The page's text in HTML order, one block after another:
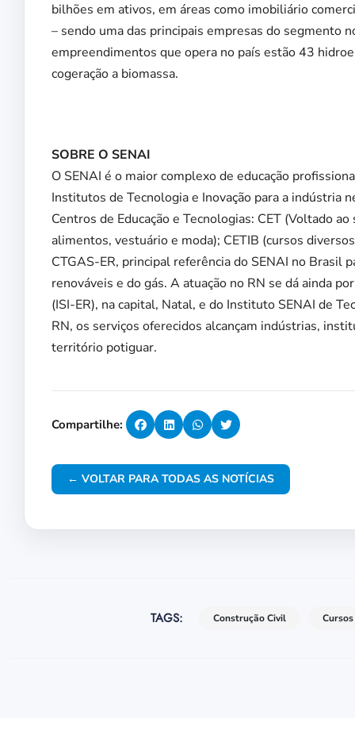
bilhões em ativos, em áreas como imobiliário
– sendo uma das principais empresas do segmento
empreendimentos que opera no país estão 43
cogeração a biomassa.
SOBRE O SENAI
O SENAI é o maior complexo de educação
Institutos de Tecnologia e Inovação para a indústria
Centros de Educação e Tecnologias: CET (Voltado
alimentos, vestuário e moda); CETIB (cursos
CTGAS-ER, principal referência do SENAI no Brasil
renováveis e do gás. A atuação no RN se dá ainda
(ISI-ER), na capital, Natal, e do Instituto SENAI de
RN, os serviços oferecidos alcançam indústrias,
território potiguar.
Compartilhe:
← VOLTAR PARA TODAS AS NOTÍCIAS
TAGS: Construção Civil